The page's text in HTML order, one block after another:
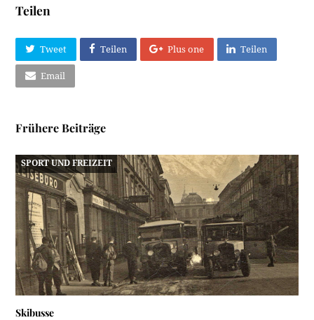
Teilen
Tweet Teilen Plus one Teilen
Email
Frühere Beiträge
SPORT UND FREIZEIT
Skibusse